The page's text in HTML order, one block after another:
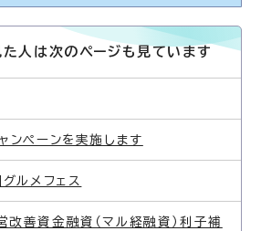
た人は次のページも見ています
ンペーンを実施します
ルメフェス
善資金融資（マル経融資）利子補